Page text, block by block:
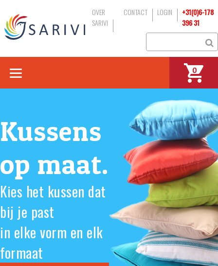
OVER
SARIVI
CONTACT LOGIN
+31(0)6-178
396 31
0
Kussens
op maat.
Kies het kussen dat
bij je past
in elke vorm en elk
formaat